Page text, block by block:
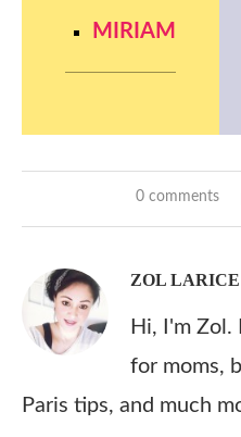
MIRIAM
0 comments
ZOL LARICE
Hi, I'm
for moms,
Paris tips, and much